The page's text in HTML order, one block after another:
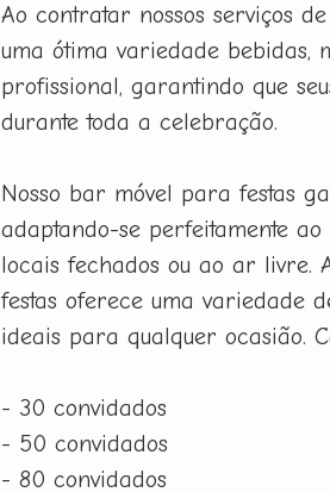
Ao contratar nossos serviços
uma ótima variedade bebidas,
profissional, garantindo que
durante toda a celebração.
Nosso bar móvel para festas
adaptando-se perfeitamente
locais fechados ou ao ar livre.
festas oferece uma variedade
ideais para qualquer ocasião.
- 30 convidados
- 50 convidados
- 80 convidados